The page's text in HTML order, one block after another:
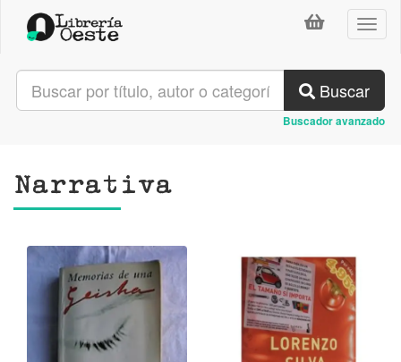
Buscar
Buscador avanzado
Narrativa